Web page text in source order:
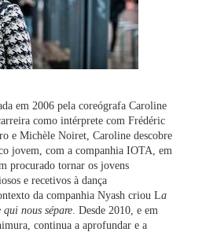
em 2006 pela coreógrafa Caroline
como intérprete com Frédéric
e Michèle Noiret, Caroline descobre
jovem, com a companhia IOTA, em
procurado tornar os jovens
e recetivos à dança
da companhia Nyash criou La
qui nous sépare . Desde 2010, e em
continua a aprofundar e a